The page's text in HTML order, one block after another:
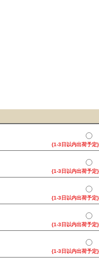
{1-3日以内出荷予定}
{1-3日以内出荷予定}
{1-3日以内出荷予定}
{1-3日以内出荷予定}
{1-3日以内出荷予定}